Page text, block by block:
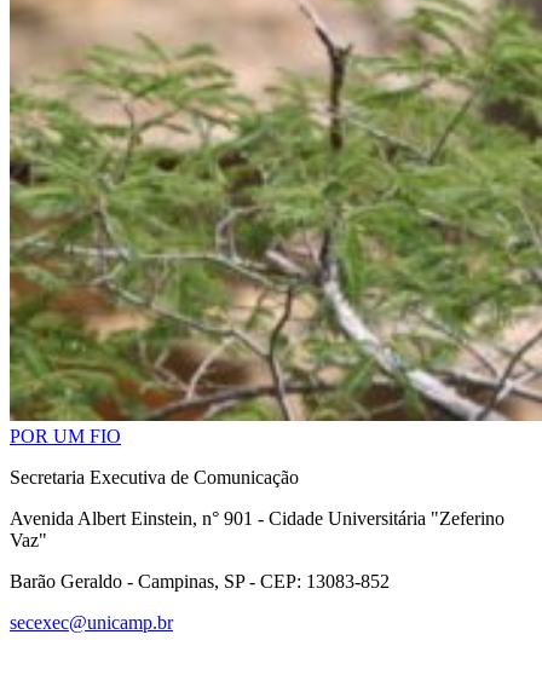
POR UM FIO
Secretaria Executiva de Comunicação
Avenida Albert Einstein, n° 901 - Cidade Universitária "Zeferino
Vaz"
Barão Geraldo - Campinas, SP - CEP: 13083-852
secexec@unicamp.br